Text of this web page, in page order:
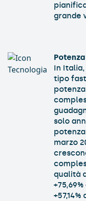
grande
Potenza
In
tipo
solo
marzo
qualità